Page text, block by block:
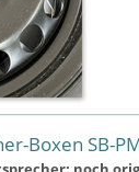
Boxen SB-